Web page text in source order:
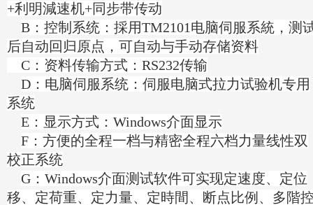
+利明減速机+同步带传动
B：控制系统：採用TM2101电脑伺服系統，测
后自动回归原点，可自动与手动存储资料
C：资料传输方式：RS232传输
D：电脑伺服系统：伺服电脑式拉力试验机专用
系统
E：显示方式：Windows介面显示
F：方便的全程一档与精密全程六档力量线性双
校正系统
G：Windows介面测试软件可实现定速度、定位
移、定荷重、定力量、定時間、断点比例、多階